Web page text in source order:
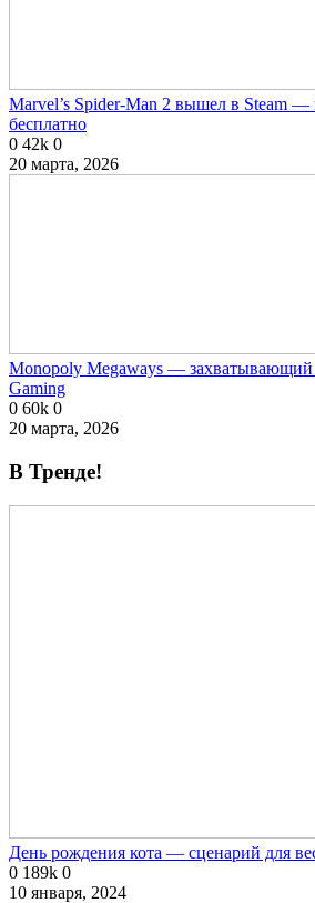
Marvel’s Spider-Man 2 вышел в Steam —
бесплатно
0 42k 0
20 марта, 2026
Monopoly Megaways — захватывающий
Gaming
0 60k 0
20 марта, 2026
В Тренде!
День рождения кота — сценарий для
0 189k 0
10 января, 2024